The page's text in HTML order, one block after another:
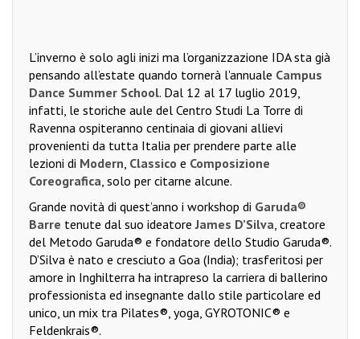
L’inverno è solo agli inizi ma l’organizzazione IDA sta già
pensando all’estate quando tornerà l'annuale Campus
Dance Summer School. Dal 12 al 17 luglio 2019,
infatti, le storiche aule del Centro Studi La Torre di
Ravenna ospiteranno centinaia di giovani allievi
provenienti da tutta Italia per prendere parte alle
lezioni di Modern Classico e Composizione
Coreografica , solo per citarne alcune.
Grande novità di quest’anno i workshop di Garuda®
Barre tenute dal suo ideatore James D’Silva , creatore
del Metodo Garuda® e fondatore dello Studio Garuda®.
D’Silva è nato e cresciuto a Goa (India); trasferitosi per
amore in Inghilterra ha intrapreso la carriera di ballerino
professionista ed insegnante dallo stile particolare ed
unico, un mix tra Pilates®, yoga, GYROTONIC® e
Feldenkrais®.